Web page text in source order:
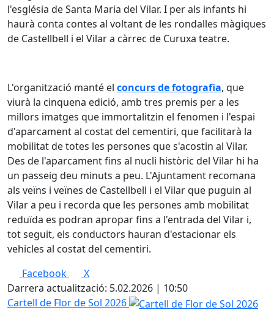
l'església de Santa Maria del Vilar. I per als infants hi
haurà conta contes al voltant de les rondalles màgiques
de Castellbell i el Vilar a càrrec de Curuxa teatre.
L'organització manté el concurs de fotografia, que
viurà la cinquena edició, amb tres premis per a les
millors imatges que immortalitzin el fenomen i l'espai
d'aparcament al costat del cementiri, que facilitarà la
mobilitat de totes les persones que s'acostin al Vilar.
Des de l'aparcament fins al nucli històric del Vilar hi ha
un passeig deu minuts a peu. L'Ajuntament recomana
als veïns i veïnes de Castellbell i el Vilar que puguin al
Vilar a peu i recorda que les persones amb mobilitat
reduïda es podran apropar fins a l'entrada del Vilar i,
tot seguit, els conductors hauran d'estacionar els
vehicles al costat del cementiri.
Facebook
X
Darrera actualització: 5.02.2026 | 10:50
Cartell de Flor de Sol 2026